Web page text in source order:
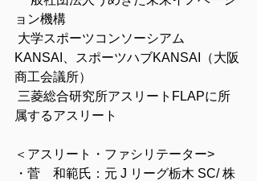
ョン機構
KANSAI、スポーツハブKANSAI（大阪
商工会議所）
属するアスリート
＜アスリート・ファシリテーター>
・菅　和範氏：元 J リーグ栃木 SC/ 株